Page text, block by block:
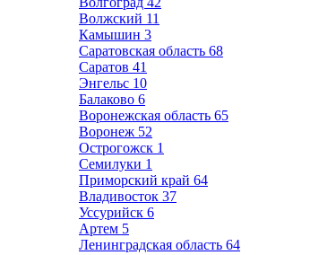
Волжский 11
Камышин 3
Саратовская область 68
Саратов 41
Энгельс 10
Балаково 6
Воронежская область 65
Воронеж 52
Острогожск 1
Семилуки 1
Приморский край 64
Владивосток 37
Уссурийск 6
Артем 5
Ленинградская область 64